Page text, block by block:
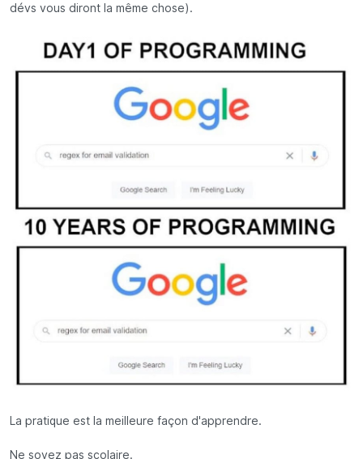
dévs vous diront la même chose).
La pratique est la meilleure façon d'apprendre.
Ne soyez pas scolaire.